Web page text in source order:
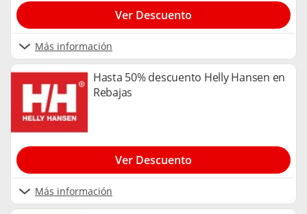
Más información
Ver Descuento
Hasta 50% descuento Helly Hansen en
Rebajas
Más información
Ver Descuento